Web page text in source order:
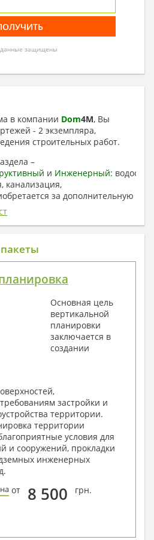
защищены
в компании Dom4M, Вы
- 2 экземпляра,
строительных работ.
–
и Инженерный:
канализация,
за дополнительную
проекту
планы с
конструкций
внешних отделок
– спецификация
– сечения и
в конструкциях
проекту
и расчеты фундаментов
– схемы расположения
перекрытий
на стены или Узлы
– схемы расположения
Основная цель
вертикальной
планировки
заключается в
создании
застройки и
территории.
территории
условия для
и сооружений, прокладки
инженерных
от 8 500 грн.